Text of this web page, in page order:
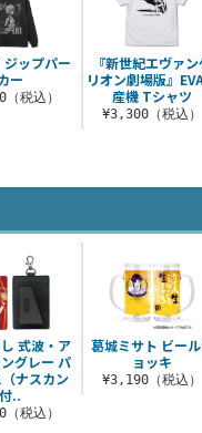
ジップパー
ー
税込）
『新世紀エヴァ
リオン劇場版』
産機 Tシャツ
¥3,300（税込）
式波・ア
グレー パ
（ナスカン
付..
税込）
葛城ミサト ビー
ョッキ
¥3,190（税込）